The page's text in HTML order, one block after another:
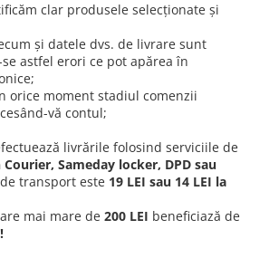
clar produsele selecționate și
și datele dvs. de livrare sunt
astfel erori ce pot apărea în
orice moment stadiul comenzii
vă contul;
livrările folosind serviciile de
Courier, Sameday locker, DPD sau
transport este 19 LEI sau 14 LEI la
mai mare de 200 LEI beneficiază de